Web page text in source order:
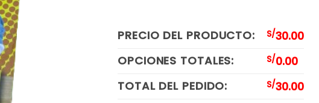
PRECIO DEL PRODUCTO: S/30.00
OPCIONES TOTALES:
S/0.00
TOTAL DEL PEDIDO:
S/30.00